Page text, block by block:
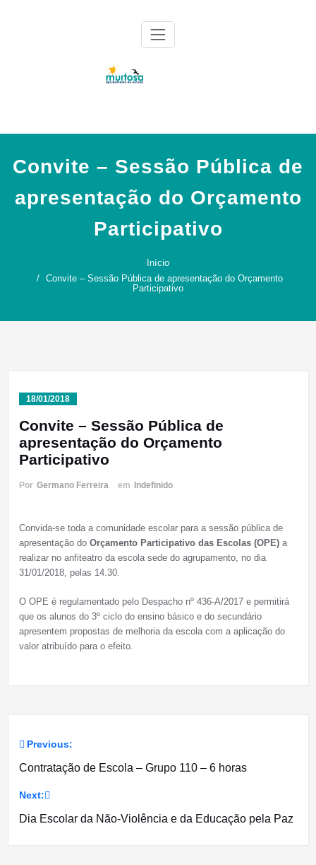
Convite – Sessão Pública de
apresentação do Orçamento
Participativo
Início
Convite – Sessão Pública de apresentação do Orçamento
Participativo
18/01/2018
Convite – Sessão Pública de
apresentação do Orçamento
Participativo
Por Germano Ferreira em Indefinido
Convida-se toda a comunidade escolar para a sessão pública de
apresentação do Orçamento Participativo das Escolas (OPE)a
realizar no anfiteatro da escola sede do agrupamento, no dia
31/01/2018, pelas 14.30.
O OPE é regulamentado pelo Despacho nº 436-A/2017 e permitirá
que os alunos do 3º ciclo do ensino básico e do secundário
apresentem propostas de melhoria da escola com a aplicação do
valor atribuído para o efeito.
Navegação
artigos
Previous:
Contratação de Escola – Grupo 110 – 6 horas
Next:
Dia Escolar da Não-Violência e da Educação pela Paz